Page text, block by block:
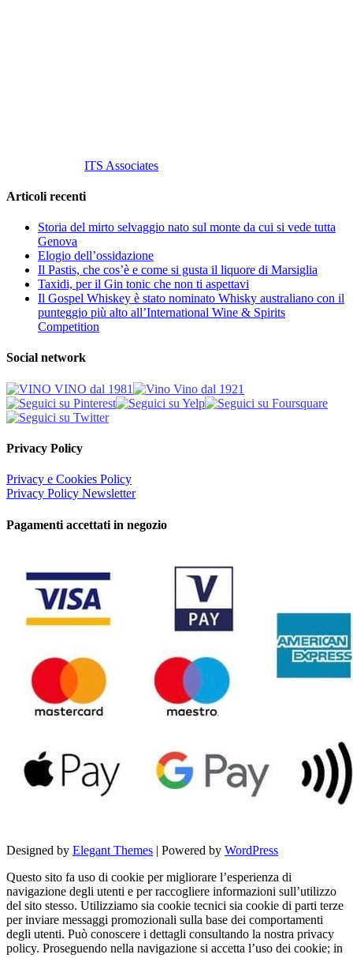
ITS Associates
Articoli recenti
Storia del mirto selvaggio nato sul monte da cui si vede tutta
Genova
Elogio dell’ossidazione
Il Pastis, che cos’è e come si gusta il liquore di Marsiglia
Taxidi, per il Gin tonic che non ti aspettavi
Il Gospel Whiskey è stato nominato Whisky australiano con il
punteggio più alto all’International Wine & Spirits
Competition
Social network
Privacy Policy
Privacy e Cookies Policy
Privacy Policy Newsletter
Pagamenti accettati in negozio
Designed by Elegant Themes | Powered by WordPress
Questo sito fa uso di cookie per migliorare l’esperienza di
navigazione degli utenti e per raccogliere informazioni sull’utilizzo
del sito stesso. Utilizziamo sia cookie tecnici sia cookie di parti terze
per inviare messaggi promozionali sulla base dei comportamenti
degli utenti. Può conoscere i dettagli consultando la nostra privacy
policy. Proseguendo nella navigazione si accetta l’uso dei cookie; in